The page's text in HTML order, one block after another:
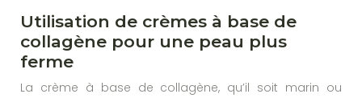
Utilisation de crèmes à base de
collagène pour une peau plus
ferme
La crème à base de collagène, qu’il soit marin ou